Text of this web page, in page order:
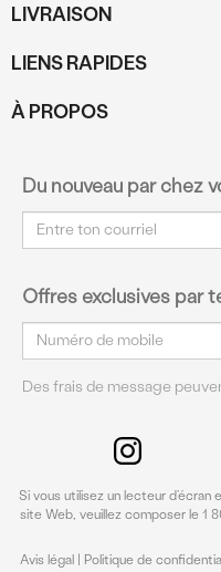
LIVRAISON
LIENS RAPIDES
À PROPOS
Du nouveau par chez
Courriel
Offres exclusives par
Courriel
Des frais de message
Avis légal| Politique de
Si vous utilisez un lecteur
site Web, veuillez composer le 1